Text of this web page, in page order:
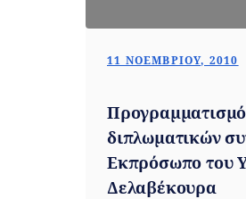
11 ΝΟΕΜΒΡΊΟΥ, 2010
διπλωματικών
Εκπρόσωπο του
Δελαβέκουρα